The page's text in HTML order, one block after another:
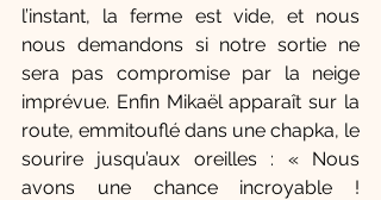
l’instant, la ferme est vide, et nous
nous demandons si notre sortie ne
sera pas compromise par la neige
imprévue. Enfin Mikaël apparaît sur la
route, emmitouflé dans une chapka, le
sourire jusqu’aux oreilles : « Nous
avons une chance incroyable !